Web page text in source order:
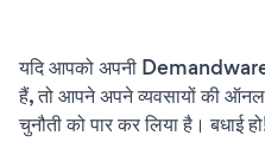
यदि आपको अपनी
हैं, तो आपने अपने व्यवसायों की
चुनौती को पार कर लिया है। बधाई